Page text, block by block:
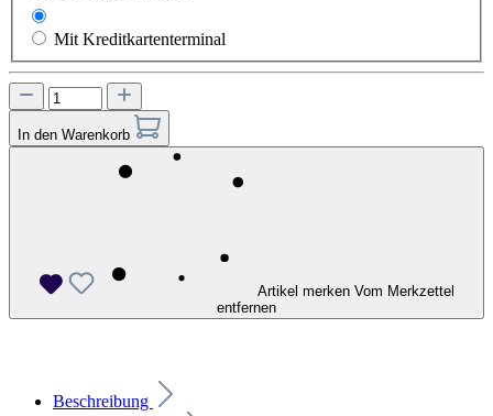
Mit Kreditkartenterminal
In den Warenkorb
Artikel merken Vom Merkzettel
entfernen
Beschreibung